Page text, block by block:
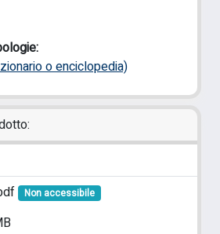
o enciclopedia)
Non accessibile